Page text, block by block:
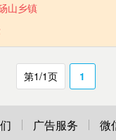
山乡镇
第1/1页 1
广告服务 微